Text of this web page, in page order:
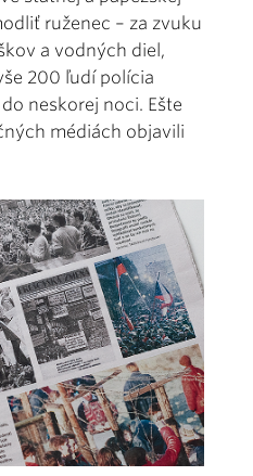
ruženec – za zvuku
a vodných diel,
200 ľudí polícia
neskorej noci. Ešte
médiách objavili